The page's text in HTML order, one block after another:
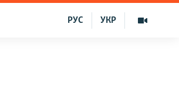
УКР
РУС